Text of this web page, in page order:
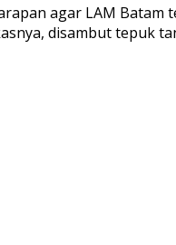
agar LAM
disambut tepuk